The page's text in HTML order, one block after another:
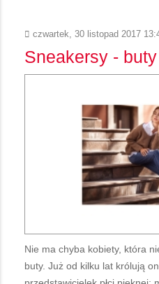
czwartek, 30 listopad 2017
Sneakersy -
Nie ma chyba kobiety, która
buty. Już od kilku lat królują